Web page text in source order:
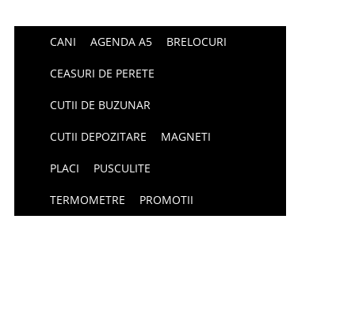
CANI AGENDA A5 BRELOCURI
CEASURI DE PERETE
CUTII DE BUZUNAR
CUTII DEPOZITARE MAGNETI
PLACI PUSCULITE
TERMOMETRE PROMOTII